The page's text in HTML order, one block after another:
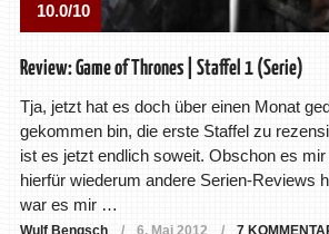
10.0/10
Review: Game of Thrones | Staffel 1 (Serie)
Tja, jetzt hat es doch über einen Monat
gekommen bin, die erste Staffel zu
ist es jetzt endlich soweit. Obschon es
hierfür wiederum andere Serien-Reviews
war es mir …
Wulf Bengsch 6. Mai 2012 7